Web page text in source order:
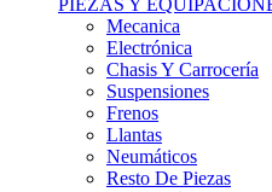
Electrónica
Chasis Y Carrocería
Suspensiones
Frenos
Llantas
Neumáticos
Resto De Piezas
Equipación Piloto